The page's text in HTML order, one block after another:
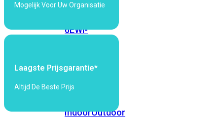
6Wi-
6EWi-
Wi-
Fi
Omgeving
IndoorOutdoor
Mogelijk Voor Uw Organisatie
Laagste Prijsgarantie*
Altijd De Beste Prijs